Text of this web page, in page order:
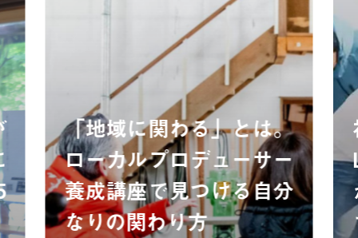
「地域に関わる」とは。
ローカルプロデューサー
養成講座で見つける自分
なりの関わり方